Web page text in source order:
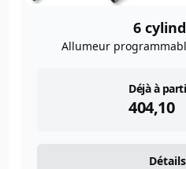
6
Allumeur
Déjà à
404,10
instock
Détails